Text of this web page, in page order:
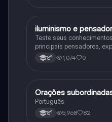
História
iluminismo e
Teste seus
principais pensadores,
impacto histórico.
8° 1,074 0
Português
Orações
Português
8° 5,968 82